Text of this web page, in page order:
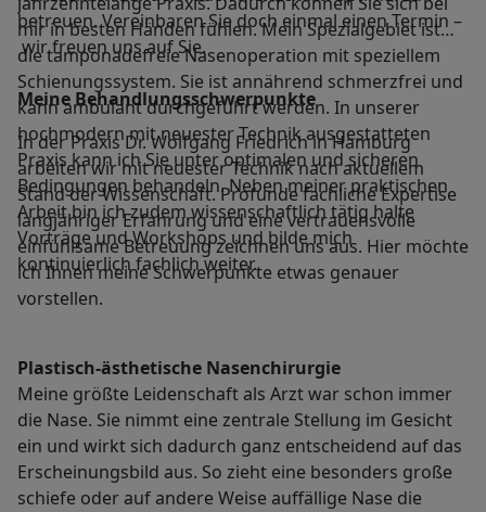
betreuen. Vereinbaren Sie doch einmal einen Termin –
wir freuen uns auf Sie.
mir in besten Händen fühlen. Mein Spezialgebiet ist
die tamponadefreie Nasenoperation mit speziellem
Schienungssystem. Sie ist annährend schmerzfrei und
kann ambulant durchgeführt werden. In unserer
hochmodern mit neuester Technik ausgestatteten
Praxis kann ich Sie unter optimalen und sicheren
Bedingungen behandeln. Neben meiner praktischen
Arbeit bin ich zudem wissenschaftlich tätig halte
Vorträge und Workshops und bilde mich
kontinuierlich fachlich weiter.
Meine Behandlungs­schwerpunkte
In der Praxis Dr. Wolfgang Friedrich in Hamburg
arbeiten wir mit neuester Technik nach aktuellem
Stand der Wissenschaft. Profunde fachliche Expertise
langjähriger Erfahrung und eine vertrauensvolle
einfühlsame Betreuung zeichnen uns aus. Hier möchte
ich Ihnen meine Schwerpunkte etwas genauer
vorstellen.
Plastisch-ästhetische Nasenchirurgie
Meine größte Leidenschaft als Arzt war schon immer
die Nase. Sie nimmt eine zentrale Stellung im Gesicht
ein und wirkt sich dadurch ganz entscheidend auf das
Erscheinungsbild aus. So zieht eine besonders große
schiefe oder auf andere Weise auffällige Nase die